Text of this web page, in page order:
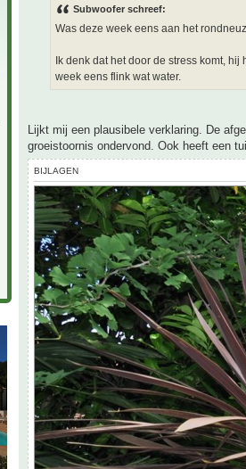
Subwoofer schreef:
Was deze week eens aan het
Ik denk dat het door de stress komt,
week eens flink wat water.
Lijkt mij een plausibele verklaring. De
groeistoornis ondervond. Ook heeft een
BIJLAGEN